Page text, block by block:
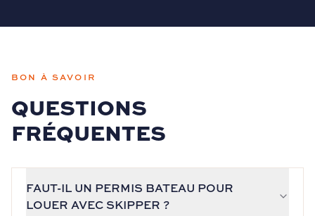
BON À SAVOIR
QUESTIONS
FRÉQUENTES
FAUT-IL UN PERMIS BATEAU POUR
LOUER AVEC SKIPPER ?